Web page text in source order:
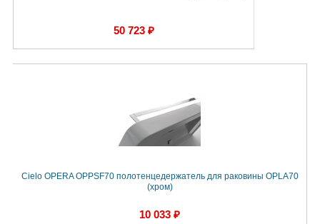
50 723 ₽
Cielo OPERA OPPSF70 полотенцедержатель для раковины OPLA70
(хром)
10 033 ₽